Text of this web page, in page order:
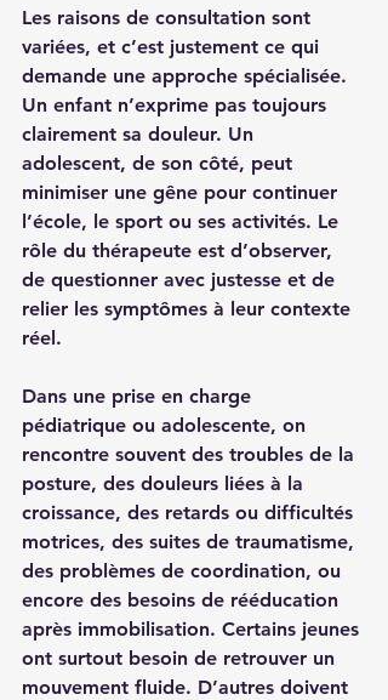
Les raisons de consultation sont
variées, et c’est justement ce qui
demande une approche spécialisée.
Un enfant n’exprime pas toujours
clairement sa douleur. Un
adolescent, de son côté, peut
minimiser une gêne pour continuer
l’école, le sport ou ses activités. Le
rôle du thérapeute est d’observer,
de questionner avec justesse et de
relier les symptômes à leur contexte
réel.
Dans une prise en charge
pédiatrique ou adolescente, on
rencontre souvent des troubles de la
posture, des douleurs liées à la
croissance, des retards ou difficultés
motrices, des suites de traumatisme,
des problèmes de coordination, ou
encore des besoins de rééducation
après immobilisation. Certains jeunes
ont surtout besoin de retrouver un
mouvement fluide. D’autres doivent